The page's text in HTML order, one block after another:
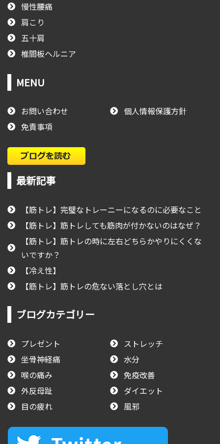
慢性腰痛
肩こり
五十肩
椎間板ヘルニア
MENU
お問い合わせ
個人情報保護方針
免責事項
最新記事
【筋トレ】完璧なトレーニーになるのに必要なこと
【筋トレ】筋トレしても筋肉が付かないのはなぜ？
【筋トレ】筋トレの時に左右どちらかやりにくくな
いですか？
【冷え性】
【筋トレ】筋トレの危ない落とし穴とは
ブログカテゴリー
プレゼント
ストレッチ
坐骨神経痛
水分
喉の痛み
免疫改善
外反母趾
ダイエット
目の疲れ
風邪